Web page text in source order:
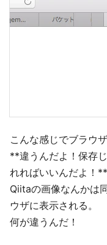
こんな感じでブラウ
**違うんだよ！保存
れればいいんだよ！
Qiitaの画像なんかは
ウザに表示される。
何が違うんだ！